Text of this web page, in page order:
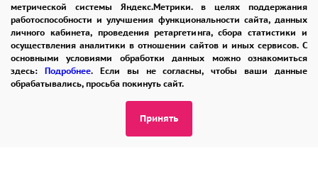
метрической системы Яндекс.Метрики. в целях поддержания
работоспособности и улучшения функциональности сайта, данных
личного кабинета, проведения ретаргетинга, сбора статистики и
осуществления аналитики в отношении сайтов и иных сервисов. С
основными условиями обработки данных можно ознакомиться
здесь: Подробнее. Если вы не согласны, чтобы ваши данные
обрабатывались, просьба покинуть сайт.
Принять
напомнит о вашей любви и заботе о
получателе.
Итак, если вы хотите сделать незабываемый
подарок, который навсегда запомнится
вашему получателю, выберите изысканный
букет из 101 фиолетовой розы.
admin@buket24delivery.ru
ул. Народная д. 8,
возле ТЦ «АТОС»
ПОЛИТИКА КОНФИДЕНЦИАЛЬНОСТИ